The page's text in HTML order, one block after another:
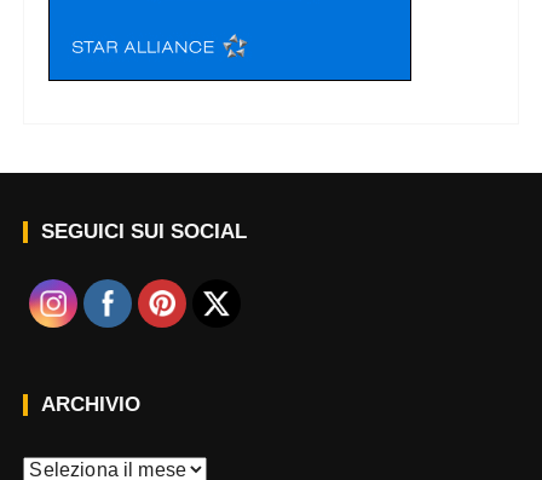
SEGUICI SUI SOCIAL
ARCHIVIO
A